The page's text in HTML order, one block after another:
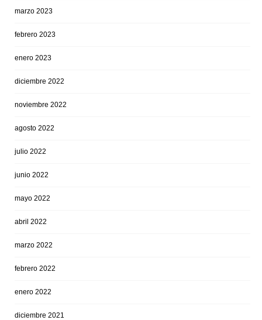
marzo 2023
febrero 2023
enero 2023
diciembre 2022
noviembre 2022
agosto 2022
julio 2022
junio 2022
mayo 2022
abril 2022
marzo 2022
febrero 2022
enero 2022
diciembre 2021